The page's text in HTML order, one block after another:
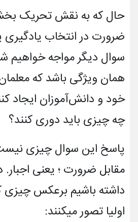
حال که به نقش تحریک
ضرورت در انتخاب یادگیری
سوال دیگر مواجه خواهیم
همان ویژگی باشد که
خود و دانش‌آموزان ایجاد
چه چیزی باید دوری کنند؟
پاسخ این سوال چیزی
مقابل ضرورت ؛ یعنی اجبار.
داشته باشیم برعکس چیزی
اولیا تصور میکنند: